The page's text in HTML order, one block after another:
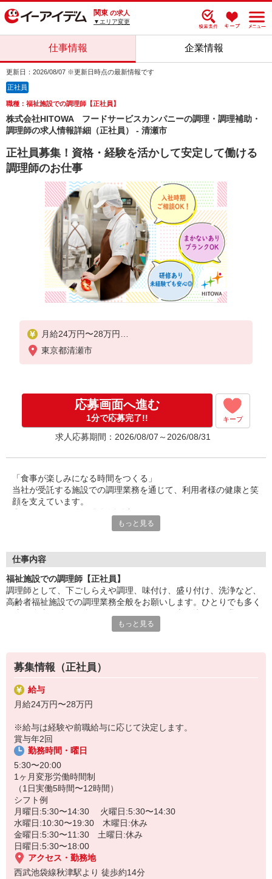
関東 の求人
▼エリア変更
仕事情報 企業情報
更新日：2026/08/07 ※更新日時点の最新情報です
正社員
職種：福祉施設での調理師【正社員】
株式会社HITOWA フードサービスカンパニーの調理・調理補助・
調理師の求人情報詳細（正社員） - 清瀬市
正社員募集！資格・経験を活かして安定して働ける
調理師のお仕事
月給24万円〜28万円
※給与は経験や前職給与に応じて決定します。
東京都清瀬市
応募画面へ進む
1分で応募完了!! キープ
求人応募期間：2026/08/07～2026/08/31
「食事が楽しみになる時間をつくる」
当社が受託する施設での調理業務を通じて、利用者様の健康と笑
顔を支えています。
調理師としての経験を活かし、安定した環境で長く働ける職場で
調理に集中できる環境で、仕込み・調理・盛付けなどの業務に専
チームで協力しながら、安心・安全な食事を提供します。
「美味しかった」「ありがとう」の言葉が、何よりの喜び。
食を通じて人の心に寄り添える、やりがいのある仕事です。
給食運営を行う業界大手。
社員の成長を支える研修制度も整っており、長期的なキャリア形
成が可能です。
もっと見る
仕事内容
福祉施設での調理師【正社員】
調理師として、下ごしらえや調理、味付け、盛り付け、洗浄など、
高齢者福祉施設での調理業務全般をお願いします。ひとりでも多く
らこそ、利用者さまの笑顔を見られたときには達成感を感じられま
もっと見る
募集情報（正社員）
給与
月給24万円〜28万円
※給与は経験や前職給与に応じて決定します。
賞与年2回
勤務時間・曜日
5:30〜20:00
1ヶ月変形労働時間制
（1日実働5時間〜12時間）
シフト例
月曜日:5:30〜14:30 火曜日:5:30〜14:30
水曜日:10:30〜19:30 木曜日:休み
金曜日:5:30〜11:30 土曜日:休み
日曜日:5:30〜18:00
アクセス・勤務地
西武池袋線秋津駅より 徒歩約14分